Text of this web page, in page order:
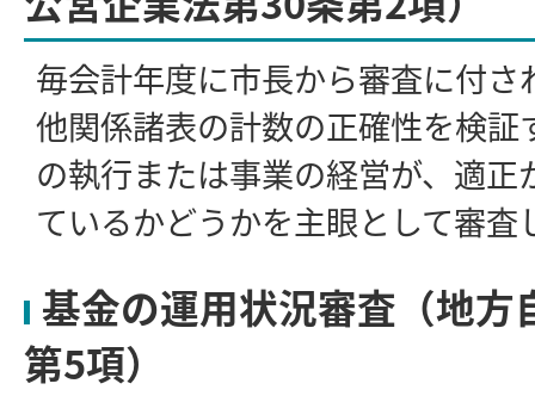
毎会計年度に市長から審査に付
他関係諸表の計数の正確性を検証
の執行または事業の経営が、適正
ているかどうかを主眼として審査
基金の運用状況審査（地方
第5項）